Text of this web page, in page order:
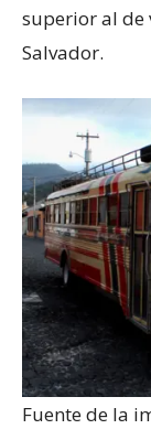
superior al de
Salvador.
Fuente de la